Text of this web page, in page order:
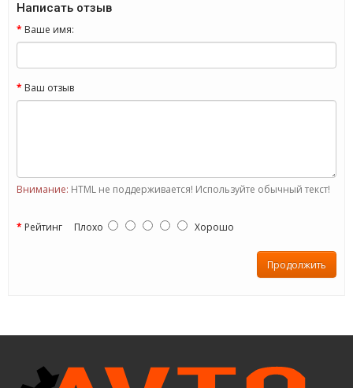
Написать отзыв
Ваше имя:
Ваш отзыв
Внимание: HTML не поддерживается! Используйте обычный текст!
Рейтинг Плохо Хорошо
Продолжить